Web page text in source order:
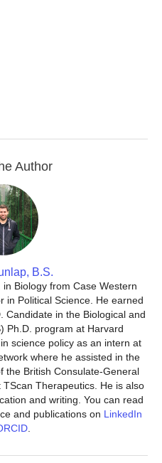
Author
B.S.
Biology from Case Western
in Political Science. He earned
Candidate in the Biological and
Ph.D. program at Harvard
science policy as an intern at
where he assisted in the
the British Consulate-General
Therapeutics. He is also
and writing. You can read
and publications on LinkedIn
.